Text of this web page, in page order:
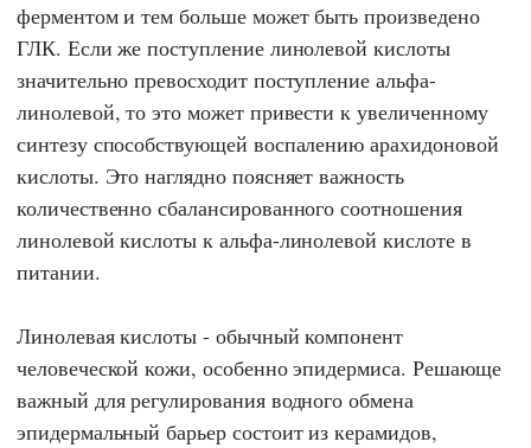
ферментом и тем больше может быть произведено
ГЛК. Если же поступление линолевой кислоты
значительно превосходит поступление альфа-
линолевой, то это может привести к увеличенному
синтезу способствующей воспалению арахидоновой
кислоты. Это наглядно поясняет важность
количественно сбалансированного соотношения
линолевой кислоты к альфа-линолевой кислоте в
питании.
Линолевая кислоты - обычный компонент
человеческой кожи, особенно эпидермиса. Решающе
важный для регулирования водного обмена
эпидермальный барьер состоит из керамидов,